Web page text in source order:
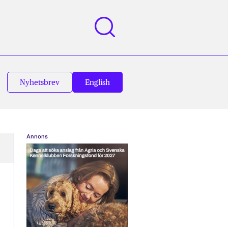
Nyhetsbrev English
Annons